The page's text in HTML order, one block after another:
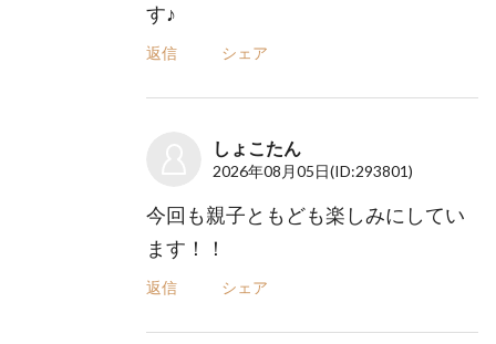
す♪
返信 シェア
しょこたん
2026年08月05日(ID:293801)
今回も親子ともども楽しみにしてい
ます！！
返信 シェア